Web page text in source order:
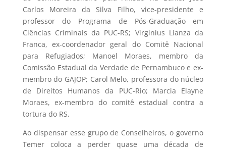
Carlos Moreira da Silva Filho, vice-presidente e
professor do Programa de Pós-Graduação em
Ciências Criminais da PUC-RS; Virginius Lianza da
Franca, ex-coordenador geral do Comitê Nacional
para Refugiados; Manoel Moraes, membro da
Comissão Estadual da Verdade de Pernambuco e ex-
membro do GAJOP; Carol Melo, professora do núcleo
de Direitos Humanos da PUC-Rio; Marcia Elayne
Moraes, ex-membro do comitê estadual contra a
tortura do RS.
Ao dispensar esse grupo de Conselheiros, o governo
Temer coloca a perder quase uma década de